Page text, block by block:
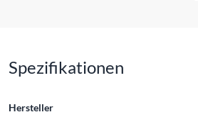
Spezifikationen
Hersteller